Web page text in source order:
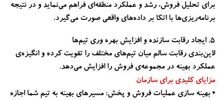
برای تحلیل فروش، رشد و عملکرد منطقه‌ای فراهم می‌نماید و در نتیجه
برنامه‌ریزی‌ها با اتکا بر داده‌های واقعی صورت می‌گیرد.
۵. ایجاد رقابت سازنده و افزایش بهره‌ وری تیم‌ها
لاین‌بندی رقابت سالم میان تیم‌های مختلف را تقویت کرده و انگیزه‌ی
عملکرد بهینه در مجموعه‌ی فروش را افزایش می‌دهد.
مزایای کلیدی برای سازمان
• بهینه سازی عملیات فروش و پخش: مسیرهای بهینه به تیم شما اجازه